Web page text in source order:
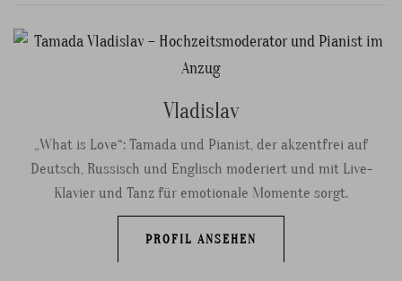
Vladislav
„What is Love“: Tamada und Pianist, der akzentfrei auf
Deutsch, Russisch und Englisch moderiert und mit Live-
Klavier und Tanz für emotionale Momente sorgt.
PROFIL ANSEHEN